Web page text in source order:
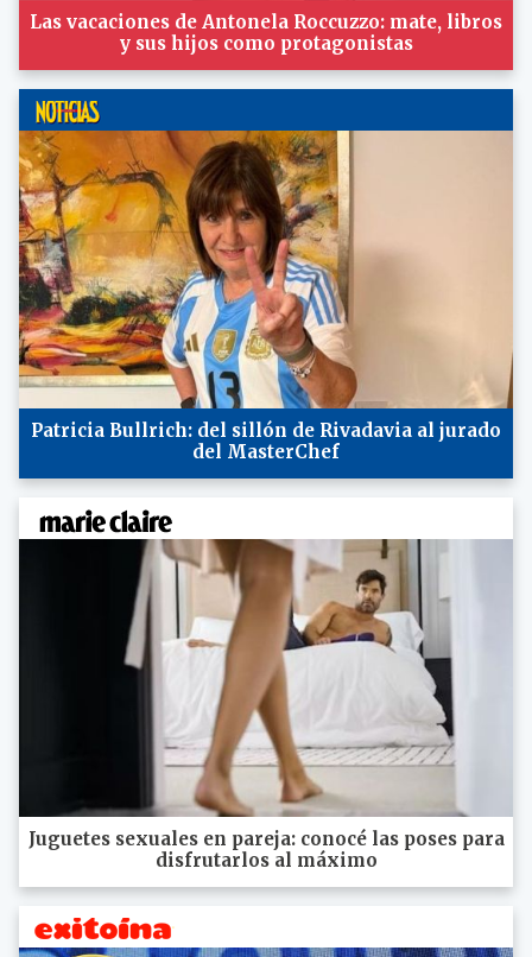
Las vacaciones de Antonela Roccuzzo: mate, libros
y sus hijos como protagonistas
Patricia Bullrich: del sillón de Rivadavia al jurado
del MasterChef
Juguetes sexuales en pareja: conocé las poses para
disfrutarlos al máximo